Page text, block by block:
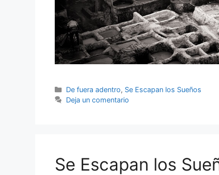
De fuera adentro, Se Escapan los Sueños
Deja un comentario
Se Escapan los